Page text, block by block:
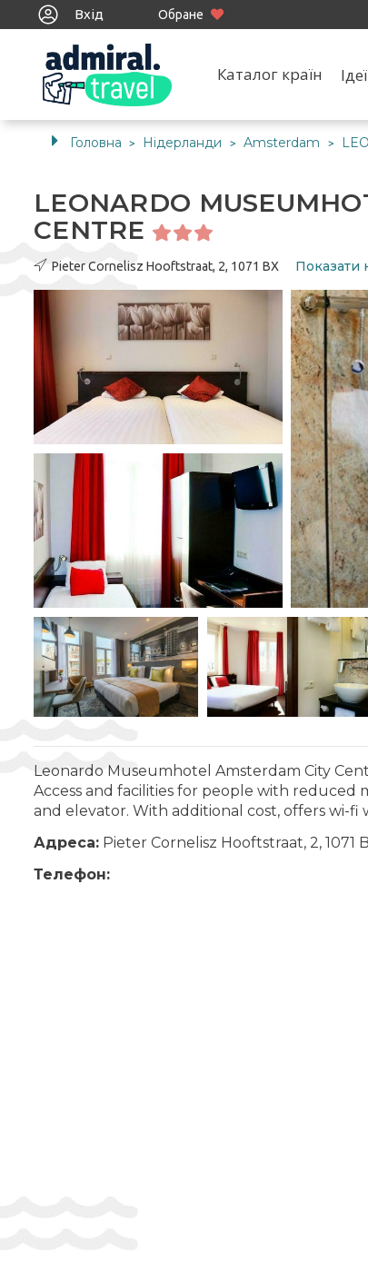
Вхід Обране
Каталог країн
Головна > Нідерланди > Amsterdam >
LEONARDO
CENTRE
Pieter Cornelisz Hooftstraat, 2, 1071 BX Показати
Leonardo Museumhotel Amsterdam City
Access and facilities for people with
and elevator. With additional cost, offers wi-
Адреса: Pieter Cornelisz Hooftstraat, 2, 1071
Телефон: